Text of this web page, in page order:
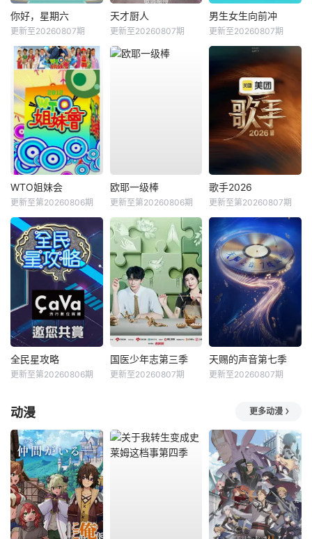
你好，星期六
更新至20260807期
天才厨人
更新至20260807期
男生女生向前冲
更新至20260807期
WTO姐妹会
更新至第20260806期
欧耶一级棒
更新至第20260806期
歌手2026
更新至第20260807期
全民星攻略
更新至第20260806期
国医少年志第三季
更新至20260807期
天赐的声音第七季
更新至20260807期
动漫 更多动漫